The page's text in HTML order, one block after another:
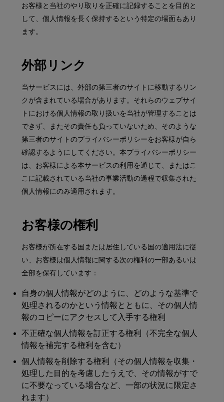
お客様と当社のやり取りを正確に記録することを目的と
して、個人情報を長く保持するという特定の場面もあり
ます。
外部リンク
当サービスには、外部の第三者のサイトに移動するリン
クが含まれている場合があります。それらのウェブサイ
トにおける個人情報の取り扱いを当社が管理することは
できず、またその責任も負っていないため、そのような
第三者のサイトのプライバシーポリシーをお客様が自ら
確認するようにしてください。本プライバシーポリシー
は、お客様による本サービスの利用を通じて、またはこ
こに記載されている当社の事業活動の過程で収集された
個人情報にのみ適用されます。
お客様の権利
お客様が所在する国または居住している国の適用法に従
い、お客様は個人情報に関する次の権利の一部あるいは
全部を保有しています：
自身の個人情報がどのように、どのような基準で
処理されるのかという情報とともに、その個人情
報のコピーにアクセスして入手する権利
不正確な個人情報を訂正する権利（不完全な個人
情報を補完する権利を含む）
個人情報を削除する権利（その個人情報を収集・
処理した目的を考慮したうえで、その情報がすで
に不要なっている場合など、一部の状況に限定さ
れます）